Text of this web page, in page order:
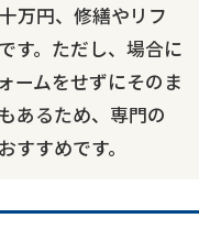
万円、修繕やリフ
す。ただし、場合に
ームをせずにそのま
あるため、専門の
すすめです。